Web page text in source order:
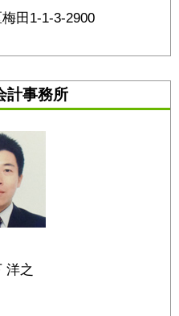
田1-1-3-2900
計事務所
洋之